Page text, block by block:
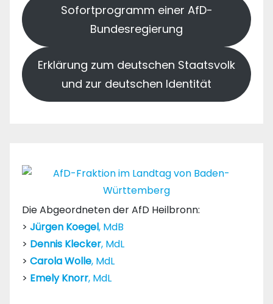
Sofortprogramm einer AfD-
Bundesregierung
Erklärung zum deutschen Staatsvolk
und zur deutschen Identität
Die Abgeordneten der AfD Heilbronn:
> Jürgen Koegel, MdB
> Dennis Klecker, MdL
> Carola Wolle, MdL
> Emely Knorr, MdL